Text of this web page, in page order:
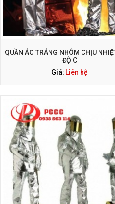
QUẦN ÁO TRÁNG NHÔM CHỊU
ĐỘ C
Giá: Liên hệ